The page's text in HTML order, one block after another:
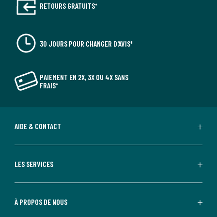
RETOURS GRATUITS*
30 JOURS POUR CHANGER D'AVIS*
PAIEMENT EN 2X, 3X OU 4X SANS
FRAIS*
AIDE & CONTACT
LES SERVICES
À PROPOS DE NOUS